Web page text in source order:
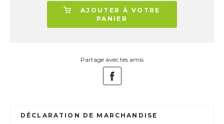
AJOUTER À VOTRE
PANIER
Partage avec tes amis
DÉCLARATION DE MARCHANDISE